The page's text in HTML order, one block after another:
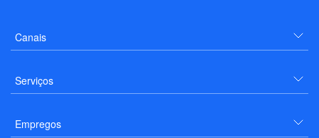
Canais
Serviços
Empregos